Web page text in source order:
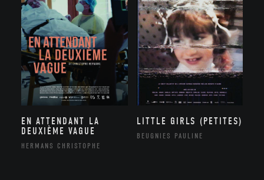
EN ATTENDANT LA
DEUXIÈME VAGUE
HERMANS CHRISTOPHE
LITTLE GIRLS (PETITES)
BEUGNIES PAULINE